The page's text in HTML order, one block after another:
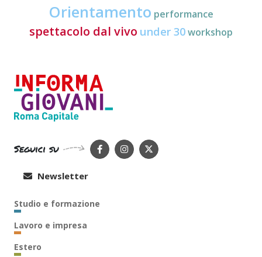
Orientamento performance
spettacolo dal vivo under 30workshop
Seguici su
Newsletter
Studio e formazione
Lavoro e impresa
Estero